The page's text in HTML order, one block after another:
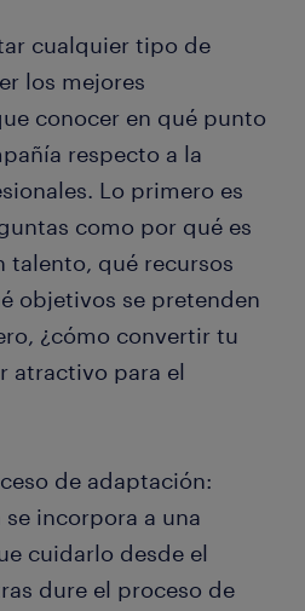
cualquier tipo de
los mejores
conocer en qué punto
respecto a la
Lo primero es
como por qué es
talento, qué recursos
objetivos se pretenden
¿cómo convertir tu
atractivo para el
de adaptación:
incorpora a una
cuidarlo desde el
dure el proceso de